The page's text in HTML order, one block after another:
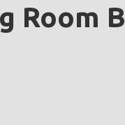
Room B